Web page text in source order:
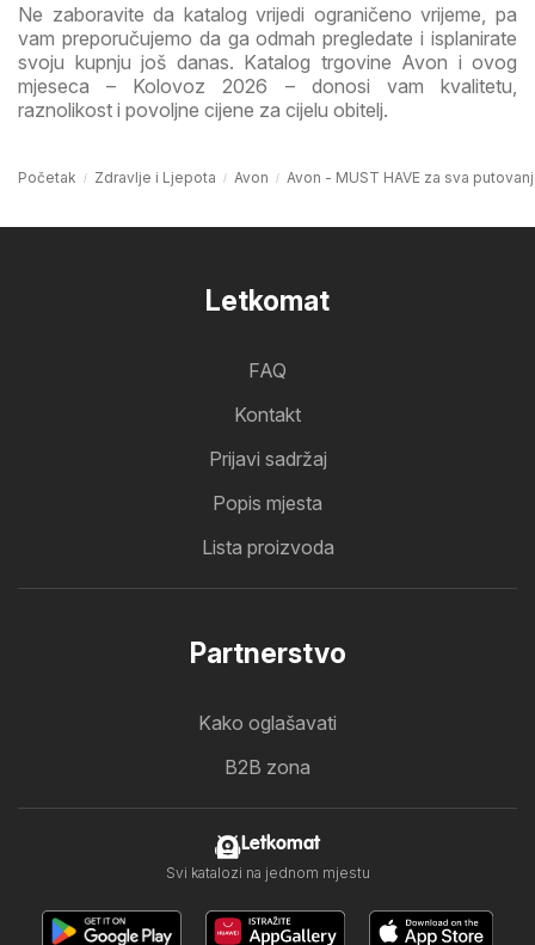
Ne zaboravite da katalog vrijedi ograničeno vrijeme, pa
vam preporučujemo da ga odmah pregledate i isplanirate
svoju kupnju još danas. Katalog trgovine Avon i ovog
mjeseca – Kolovoz 2026 – donosi vam kvalitetu,
raznolikost i povoljne cijene za cijelu obitelj.
Početak Zdravlje i Ljepota Avon Avon - MUST HAVE za sva
Letkomat
FAQ
Kontakt
Prijavi sadržaj
Popis mjesta
Lista proizvoda
Partnerstvo
Kako oglašavati
B2B zona
Letkomat
Svi katalozi na jednom mjestu